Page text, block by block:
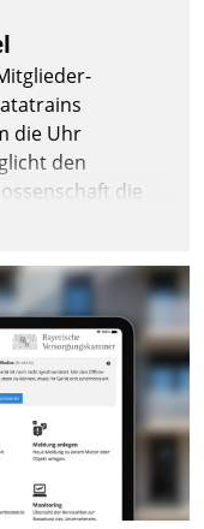
die Uhr
den
die
oder PC.